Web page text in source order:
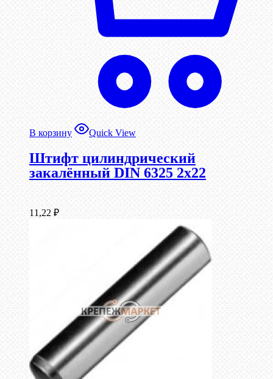
В корзину Quick View
Штифт цилиндрический
закалённый DIN 6325 2х22
11,22 ₽